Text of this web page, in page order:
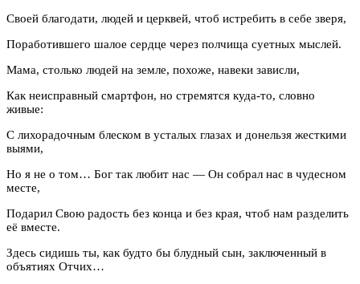
Своей благодати, людей и церквей, чтоб истребить в себе зверя,
Поработившего шалое сердце через полчища суетных мыслей.
Мама, столько людей на земле, похоже, навеки зависли,
Как неисправный смартфон, но стремятся куда-то, словно
живые:
С лихорадочным блеском в усталых глазах и донельзя жесткими
выями,
Но я не о том… Бог так любит нас — Он собрал нас в чудесном
месте,
Подарил Свою радость без конца и без края, чтоб нам разделить
её вместе.
Здесь сидишь ты, как будто бы блудный сын, заключенный в
объятиях Отчих…